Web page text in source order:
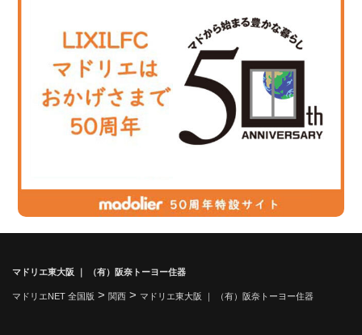
マドリエ東大阪 ｜ （有）阪奈トーヨー住器
マドリエNET 全国版 > 関西 > マドリエ東大阪 ｜ （有）阪奈トーヨー住器